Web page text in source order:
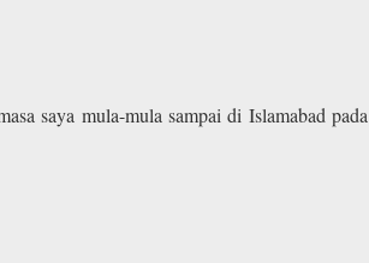
saya mula-mula sampai di Islamabad pada